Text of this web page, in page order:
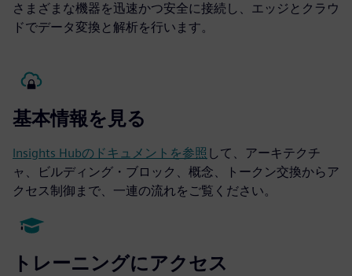
さまざまな機器を迅速かつ安全に接続し、エッジとクラウ
ドでデータ変換と解析を行います。
基本情報を見る
Insights Hubのドキュメントを参照 して、アーキテクチ
ャ、ビルディング・ブロック、概念、トークン交換からア
クセス制御まで、一連の流れをご覧ください。
トレーニングにアクセス